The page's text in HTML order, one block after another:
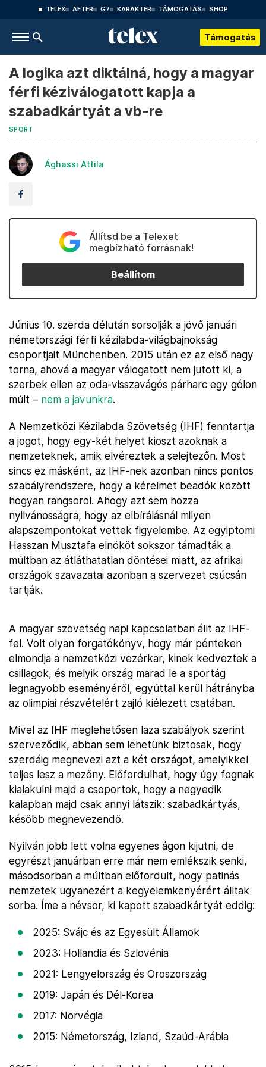
TELEX AFTER G7 KARAKTER TÁMOGATÁS SHOP
Támogatás
A logika azt diktálná, hogy a magyar
férfi kéziválogatott kapja a
szabadkártyát a vb-re
SPORT
Ághassi Attila
Állítsd be a Telexet
megbízható forrásnak!
Beállítom
Június 10. szerda délután sorsolják a jövő januári
németországi férfi kézilabda-világbajnokság
csoportjait Münchenben. 2015 után ez az első nagy
torna, ahová a magyar válogatott nem jutott ki, a
szerbek ellen az oda-visszavágós párharc egy gólon
múlt – nem a javunkra.
A Nemzetközi Kézilabda Szövetség (IHF) fenntartja
a jogot, hogy egy-két helyet kioszt azoknak a
nemzeteknek, amik elvéreztek a selejtezőn. Most
sincs ez másként, az IHF-nek azonban nincs pontos
szabályrendszere, hogy a kérelmet beadók között
hogyan rangsorol. Ahogy azt sem hozza
nyilvánosságra, hogy az elbírálásnál milyen
alapszempontokat vettek figyelembe. Az egyiptomi
Hasszan Musztafa elnököt sokszor támadták a
múltban az átláthatatlan döntései miatt, az afrikai
országok szavazatai azonban a szervezet csúcsán
tartják.
A magyar szövetség napi kapcsolatban állt az IHF-
fel. Volt olyan forgatókönyv, hogy már pénteken
elmondja a nemzetközi vezérkar, kinek kedveztek a
csillagok, és melyik ország marad le a sportág
legnagyobb eseményéről, egyúttal kerül hátrányba
az olimpiai részvételért zajló kiélezett csatában.
Mivel az IHF meglehetősen laza szabályok szerint
szerveződik, abban sem lehetünk biztosak, hogy
szerdáig megnevezi azt a két országot, amelyikkel
teljes lesz a mezőny. Előfordulhat, hogy úgy fognak
kialakulni majd a csoportok, hogy a negyedik
kalapban majd csak annyi látszik: szabadkártyás,
később megnevezendő.
Nyilván jobb lett volna egyenes ágon kijutni, de
egyrészt januárban erre már nem emlékszik senki,
másodsorban a múltban előfordult, hogy patinás
nemzetek ugyanezért a kegyelemkenyérért álltak
sorba. Íme a névsor, ki kapott szabadkártyát eddig:
2025: Svájc és az Egyesült Államok
2023: Hollandia és Szlovénia
2021: Lengyelország és Oroszország
2019: Japán és Dél-Korea
2017: Norvégia
2015: Németország, Izland, Szaúd-Arábia